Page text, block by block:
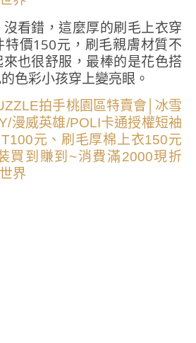
看錯，這麼厚的刷毛上衣穿
特價150元，刷毛親膚材質不
也很舒服，最棒的是花色搭
色彩小孩穿上變亮眼。